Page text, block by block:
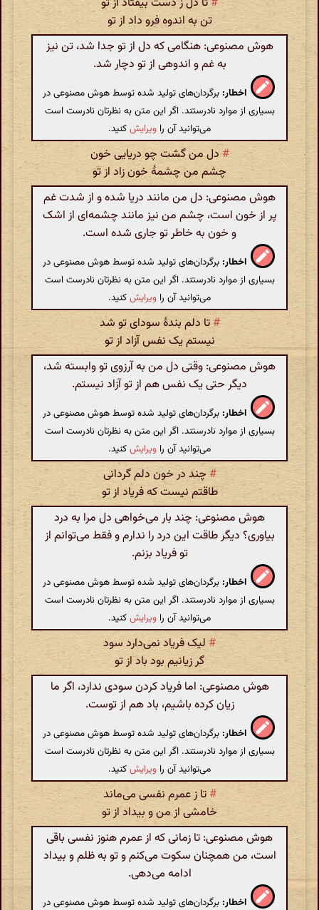
تن به اندوه فرو داد از تو
هوش مصنوعی: هنگامی که دل از تو جدا شد، تن نیز
به غم و اندوهی از تو دچار شد.
اخطار: برگردان‌های تولید شده توسط هوش مصنوعی در
بسیاری از موارد نادرستند. اگر این متن به نظرتان نادرست است
می‌توانید آن را ویرایشکنید.
# دل من گشت چو دریایی خون
چشم من چشمهٔ خون زاد از تو
هوش مصنوعی: دل من مانند دریا شده و از شدت غم
پر از خون است، چشم من نیز مانند چشمه‌ای از اشک
و خون به خاطر تو جاری شده است.
اخطار: برگردان‌های تولید شده توسط هوش مصنوعی در
بسیاری از موارد نادرستند. اگر این متن به نظرتان نادرست است
می‌توانید آن را ویرایشکنید.
# تا دلم بندهٔ سودای تو شد
نیستم یک نفس آزاد از تو
هوش مصنوعی: وقتی دل من به آرزوی تو وابسته شد،
دیگر حتی یک نفس هم از تو آزاد نیستم.
اخطار: برگردان‌های تولید شده توسط هوش مصنوعی در
بسیاری از موارد نادرستند. اگر این متن به نظرتان نادرست است
می‌توانید آن را ویرایشکنید.
# چند در خون دلم گردانی
طاقتم نیست که فریاد از تو
هوش مصنوعی: چند بار می‌خواهی دل مرا به درد
بیاوری؟ دیگر طاقت این درد را ندارم و فقط می‌توانم از
تو فریاد بزنم.
اخطار: برگردان‌های تولید شده توسط هوش مصنوعی در
بسیاری از موارد نادرستند. اگر این متن به نظرتان نادرست است
می‌توانید آن را ویرایشکنید.
# لیک فریاد نمی‌دارد سود
گر زیانیم بود باد از تو
هوش مصنوعی: اما فریاد کردن سودی ندارد، اگر ما
زیان کرده باشیم، باد هم از توست.
اخطار: برگردان‌های تولید شده توسط هوش مصنوعی در
بسیاری از موارد نادرستند. اگر این متن به نظرتان نادرست است
می‌توانید آن را ویرایشکنید.
# تا ز عمرم نفسی می‌ماند
خامشی از من و بیداد از تو
هوش مصنوعی: تا زمانی که از عمرم هنوز نفسی باقی
است، من همچنان سکوت می‌کنم و تو به ظلم و بیداد
ادامه می‌دهی.
اخطار: برگردان‌های تولید شده توسط هوش مصنوعی در